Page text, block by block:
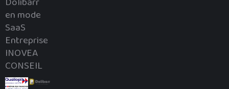
en mode
SaaS
Entreprise
INOVEA
CONSEIL